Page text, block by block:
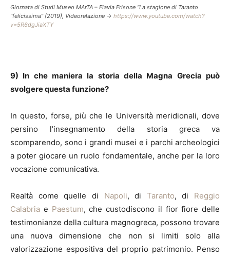
Giornata di Studi Museo MArTA – Flavia Frisone “La stagione di Taranto
“felicissima” (2019), Videorelazione -> https://www.youtube.com/watch?
v=5R6dgJiaXTY
9) In che maniera la storia della Magna Grecia può
svolgere questa funzione?
In questo, forse, più che le Università meridionali, dove
persino l’insegnamento della storia greca va
scomparendo, sono i grandi musei e i parchi archeologici
a poter giocare un ruolo fondamentale, anche per la loro
vocazione comunicativa.
Realtà come quelle di Napoli, di Taranto, di Reggio
Calabria e Paestum, che custodiscono il fior fiore delle
testimonianze della cultura magnogreca, possono trovare
una nuova dimensione che non si limiti solo alla
valorizzazione espositiva del proprio patrimonio. Penso